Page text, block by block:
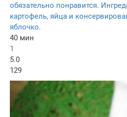
обязательно понравится.
картофель, яйца и
яблочко.
40 мин
1
5.0
129